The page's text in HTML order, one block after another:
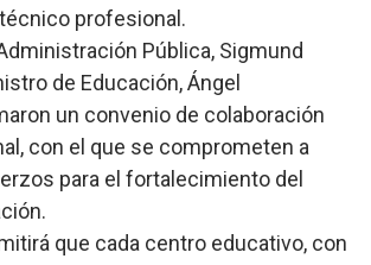
profesional.
Pública, Sigmund
de Educación, Ángel
un convenio de colaboración
con el que se comprometen a
para el fortalecimiento del
que cada centro educativo, con